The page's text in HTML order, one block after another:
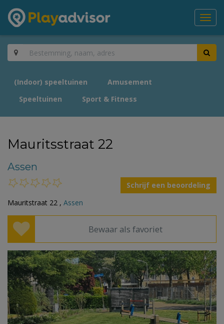
(Indoor) speeltuinen
Amusement
Speeltuinen
Sport & Fitness
Mauritsstraat 22
Assen
Schrijf een beoordeling
Mauritstraat 22 , Assen
Bewaar als favoriet